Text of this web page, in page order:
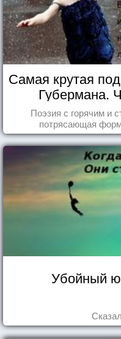
Самая крутая
Губермана.
Поэзия с горячим и
потрясающая
Убойный